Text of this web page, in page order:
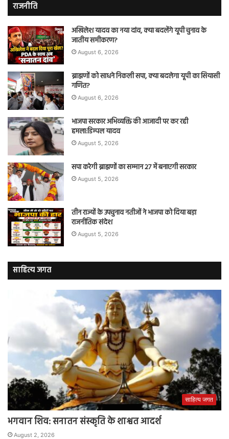
राजनीति
अखिलेश यादव का नया दांव, क्या बदलेंगे यूपी चुनाव के
जातीय समीकरण?
August 6, 2026
ब्राह्मणों को साधने निकली सपा, क्या बदलेगा यूपी का सियासी
गणित?
August 6, 2026
भाजपा सरकार अभिव्यक्ति की आजादी पर कर रही
हमला:डिम्पल यादव
August 5, 2026
सपा करेगी ब्राह्मणों का सम्मान 27 में बनाएगी सरकार
August 5, 2026
तीन राज्यों के उपचुनाव नतीजों ने भाजपा को दिया बड़ा
राजनीतिक संदेश
August 5, 2026
साहित्य जगत
साहित्य जगत
भगवान शिव: सनातन संस्कृति के शाश्वत आदर्श
August 2, 2026